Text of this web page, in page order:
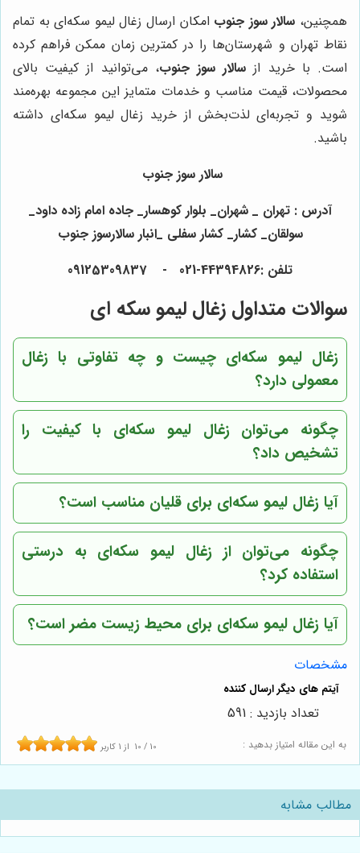
همچنین، سالار سوز جنوب امکان ارسال زغال لیمو سکه‌ای به تمام
نقاط تهران و شهرستان‌ها را در کمترین زمان ممکن فراهم کرده
است. با خرید از سالار سوز جنوب، می‌توانید از کیفیت بالای
محصولات، قیمت مناسب و خدمات متمایز این مجموعه بهره‌مند
شوید و تجربه‌ای لذت‌بخش از خرید زغال لیمو سکه‌ای داشته
باشید.
سالار سوز جنوب
آدرس : تهران _ شهران_ بلوار کوهسار_ جاده امام زاده داود_
سولقان_ کشار_ کشار سفلی _انبار سالارسوز جنوب
تلفن :44394826-021 - 09125309837
سوالات متداول زغال لیمو سکه ای
زغال لیمو سکه‌ای چیست و چه تفاوتی با زغال
معمولی دارد؟
چگونه می‌توان زغال لیمو سکه‌ای با کیفیت را
تشخیص داد؟
آیا زغال لیمو سکه‌ای برای قلیان مناسب است؟
چگونه می‌توان از زغال لیمو سکه‌ای به درستی
استفاده کرد؟
آیا زغال لیمو سکه‌ای برای محیط زیست مضر است؟
مشخصات
به این مقاله امتیاز بدهید : 10 / 10 از 1 کاربر
تعداد بازدید : 591
مطالب مشابه